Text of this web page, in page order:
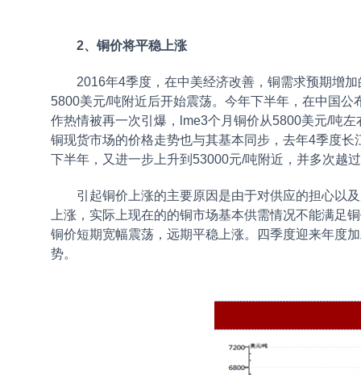
2、铜价将平稳上涨
2016年4季度，在中美经济改善，铜需求预期增
5800美元/吨附近后开始震荡。今年下半年，在中国
作热情被再一次引爆，lme3个月铜价从5800美元/吨
铜现货市场的价格走势也与其基本同步，去年4季度
下半年，又进一步上升到53000元/吨附近，并多次越
引起铜价上涨的主要原因是由于对供应的担心以
上涨，实际上现在的的铜市场基本供需情况不能满足
铜价短期宽幅震荡，远期平稳上涨。四季度迎来年度
势。